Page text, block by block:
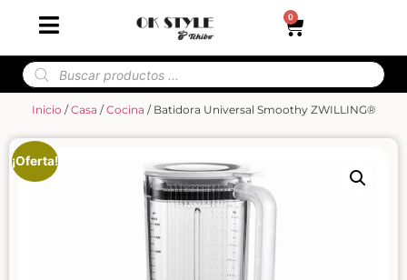
0
Inicio /Casa /Cocina / Batidora Universal Smoothy ZWILLING®
¡Oferta!